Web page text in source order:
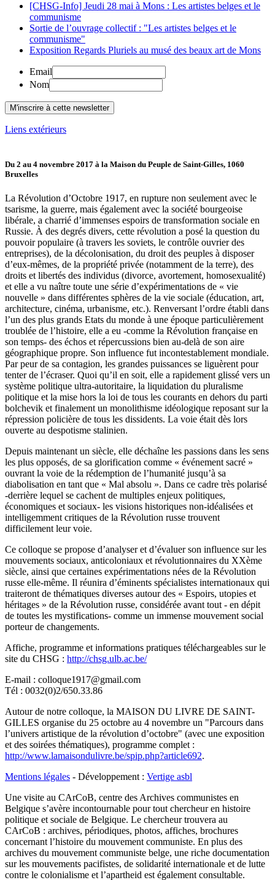
[CHSG-Info] Jeudi 28 mai à Mons : Les artistes belges et le
communisme
Sortie de l’ouvrage collectif : "Les artistes belges et le
communisme"
Exposition Regards Pluriels au musé des beaux art de Mons
Email
Nom
Liens extérieurs
Du 2 au 4 novembre 2017 à la Maison du Peuple de Saint-Gilles, 1060
Bruxelles
La Révolution d’Octobre 1917, en rupture non seulement avec le
tsarisme, la guerre, mais également avec la société bourgeoise
libérale, a charrié d’immenses espoirs de transformation sociale en
Russie. À des degrés divers, cette révolution a posé la question du
pouvoir populaire (à travers les soviets, le contrôle ouvrier des
entreprises), de la décolonisation, du droit des peuples à disposer
d’eux-mêmes, de la propriété privée (notamment de la terre), des
droits et libertés des individus (divorce, avortement, homosexualité)
et elle a vu naître toute une série d’expérimentations de « vie
nouvelle » dans différentes sphères de la vie sociale (éducation, art,
architecture, cinéma, urbanisme, etc.). Renversant l’ordre établi dans
l’un des plus grands Etats du monde à une époque particulièrement
troublée de l’histoire, elle a eu -comme la Révolution française en
son temps- des échos et répercussions bien au-delà de son aire
géographique propre. Son influence fut incontestablement mondiale.
Par peur de sa contagion, les grandes puissances se liguèrent pour
tenter de l’écraser. Quoi qu’il en soit, elle a rapidement glissé vers un
système politique ultra-autoritaire, la liquidation du pluralisme
politique et la mise hors la loi de tous les courants en dehors du parti
bolchevik et finalement un monolithisme idéologique reposant sur la
répression policière de tous les dissidents. La voie était dès lors
ouverte au despotisme stalinien.
Depuis maintenant un siècle, elle déchaîne les passions dans les sens
les plus opposés, de sa glorification comme « événement sacré »
ouvrant la voie de la rédemption de l’humanité jusqu’à sa
diabolisation en tant que « Mal absolu ». Dans ce cadre très polarisé
-derrière lequel se cachent de multiples enjeux politiques,
économiques et sociaux- les visions historiques non-idéalisées et
intelligemment critiques de la Révolution russe trouvent
difficilement leur voie.
Ce colloque se propose d’analyser et d’évaluer son influence sur les
mouvements sociaux, anticoloniaux et révolutionnaires du XXème
siècle, ainsi que certaines expérimentations nées de la Révolution
russe elle-même. Il réunira d’éminents spécialistes internationaux qui
traiteront de thématiques diverses autour des « Espoirs, utopies et
héritages » de la Révolution russe, considérée avant tout - en dépit
de toutes les mystifications- comme un immense mouvement social
porteur de changements.
Affiche, programme et informations pratiques téléchargeables sur le
site du CHSG : http://chsg.ulb.ac.be/
E-mail : colloque1917@gmail.com
Tél : 0032(0)2/650.33.86
Autour de notre colloque, la MAISON DU LIVRE DE SAINT-
GILLES organise du 25 octobre au 4 novembre un "Parcours dans
l’univers artistique de la révolution d’octobre" (avec une exposition
et des soirées thématiques), programme complet :
http://www.lamaisondulivre.be/spip.php?article692.
Mentions légales - Développement : Vertige asbl
Une visite au CArCoB, centre des Archives communistes en
Belgique s’avère incontournable pour tout chercheur en histoire
politique et sociale de Belgique. Le chercheur trouvera au
CArCoB : archives, périodiques, photos, affiches, brochures
concernant l’histoire du mouvement communiste. En plus des
archives du mouvement communiste belge, une riche documentation
sur les mouvements pacifistes, de solidarité internationale et de lutte
contre le colonialisme et l’apartheid est également consultable.